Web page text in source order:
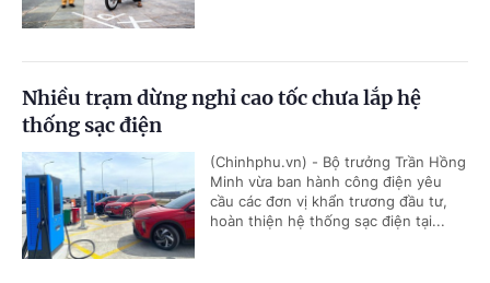
Nhiều trạm dừng nghỉ cao tốc chưa lắp hệ
thống sạc điện
(Chinhphu.vn) - Bộ trưởng Trần Hồng
Minh vừa ban hành công điện yêu
cầu các đơn vị khẩn trương đầu tư,
hoàn thiện hệ thống sạc điện tại...